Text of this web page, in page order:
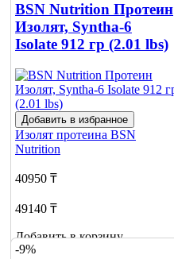
BSN Nutrition Протеин
Изолят, Syntha-6
Isolate 912 гр (2.01 lbs)
Добавить в избранное
Изолят протеина BSN
Nutrition
40950 ₸
49140 ₸
Добавить в корзину
2
-9%